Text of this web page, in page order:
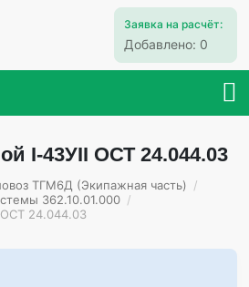
Заявка на расчёт:
Добавлено: 0
I-43УII ОСТ 24.044.03
ТГМ6Д (Экипажная часть) /
362.10.01.000 /
24.044.03